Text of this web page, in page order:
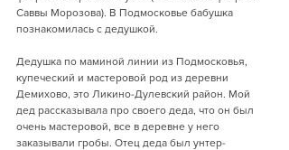
Саввы Морозова). В Подмосковье бабушка
познакомилась с дедушкой.
Дедушка по маминой линии из Подмосковья,
купеческий и мастеровой род из деревни
Демихово, это Ликино-Дулевский район. Мой
дед рассказывала про своего деда, что он был
очень мастеровой, все в деревне у него
заказывали гробы. Отец деда был унтер-